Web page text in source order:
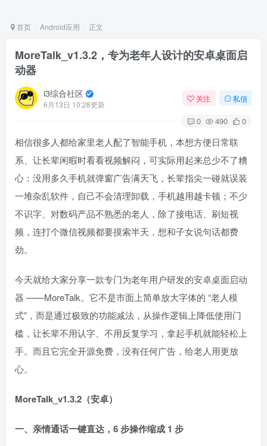
首页 Android应用 正文
MoreTalk_v1.3.2，专为老年人设计的安卓桌面启
动器
i3综合社区
6月13日 10:28更新
关注 私信
0 490 0
相信很多人都给家里老人配了智能手机，本想方便日常联
系、让长辈闲暇时看看视频解闷，可实际用起来总少不了糟
心：没用多久手机就弹窗广告满天飞，长辈指尖一碰就误装
一堆杂乱软件，自己不会清理卸载，手机越用越卡顿；不少
不识字、对数码产品不熟悉的老人，除了接电话、刷短视
频，连打个微信视频都要摸索半天，想和子女说句话都费
劲。
今天就给大家分享一款专门为老年用户研发的安卓桌面启动
器 ——MoreTalk。它不是市面上简单放大字体的 “老人模
式”，而是通过极致的功能减法，从操作逻辑上降低使用门
槛，让长辈不用认字、不用反复学习，拿起手机就能轻松上
手。而且它完全开源免费，没有任何广告，给老人用更放
心。
MoreTalk_v1.3.2（安卓）
一、亲情通话一键直达，6 步操作缩成 1 步